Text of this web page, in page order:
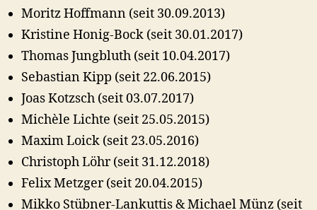
Moritz Hoffmann (seit 30.09.2013)
Kristine Honig-Bock (seit 30.01.2017)
Thomas Jungbluth (seit 10.04.2017)
Sebastian Kipp (seit 22.06.2015)
Joas Kotzsch (seit 03.07.2017)
Michèle Lichte (seit 25.05.2015)
Maxim Loick (seit 23.05.2016)
Christoph Löhr (seit 31.12.2018)
Felix Metzger (seit 20.04.2015)
Mikko Stübner-Lankuttis & Michael Münz (seit